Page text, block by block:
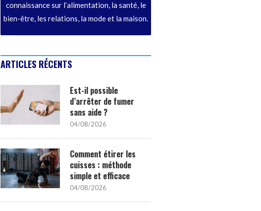
connaissance sur l’alimentation, la santé, le
bien-être, les relations, la mode et la maison.
ARTICLES RÉCENTS
Est-il possible
d’arrêter de fumer
sans aide ?
04/08/2026
Comment étirer les
cuisses : méthode
simple et efficace
04/08/2026